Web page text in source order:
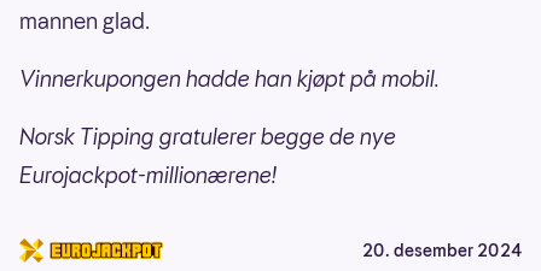
mannen glad.
Vinnerkupongen hadde han kjøpt på mobil.
Norsk Tipping gratulerer begge de nye
Eurojackpot-millionærene!
20. desember 2024